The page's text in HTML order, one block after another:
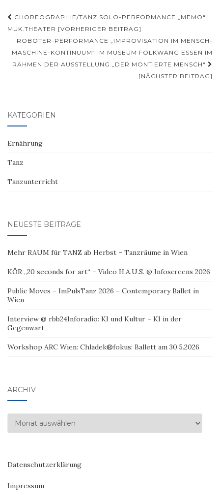
Beitragsnavigation
CHOREOGRAPHIE/TANZ SOLO-PERFORMANCE „MEMO“
MUK.THEATER [VORHERIGER BEITRAG]
ROBOTER-PERFORMANCE „IMPROVISATION IM MENSCH-
MASCHINE-KONTINUUM“ IM MUSEUM FOLKWANG ESSEN IM
RAHMEN DER AUSSTELLUNG „DER MONTIERTE MENSCH“
[NÄCHSTER BEITRAG]
KATEGORIEN
Ernährung
Tanz
Tanzunterricht
NEUESTE BEITRÄGE
Mehr RAUM für TANZ ab Herbst – Tanzräume in Wien
KÖR „20 seconds for art“ – Video H.A.U.S. @ Infoscreens 2026
Public Moves – ImPulsTanz 2026 – Contemporary Ballet in
Wien
Interview @ rbb24Inforadio: KI und Kultur – KI in der
Gegenwart
Workshop ARC Wien: Chladek®fokus: Ballett am 30.5.2026
ARCHIV
Archiv
Datenschutzerklärung
Impressum